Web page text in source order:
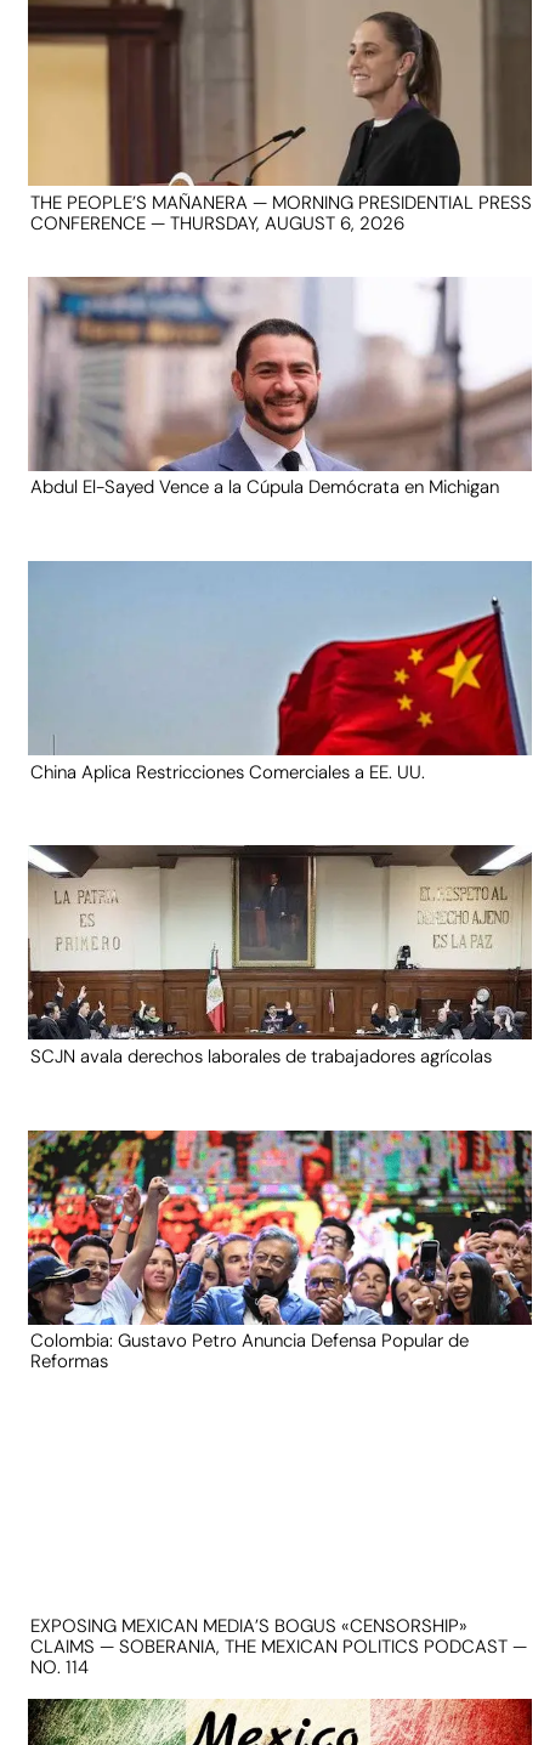
THE PEOPLE’S MAÑANERA — MORNING PRESIDENTIAL PRESS
CONFERENCE — THURSDAY, AUGUST 6, 2026
Abdul El-Sayed Vence a la Cúpula Demócrata en Michigan
China Aplica Restricciones Comerciales a EE. UU.
SCJN avala derechos laborales de trabajadores agrícolas
Colombia: Gustavo Petro Anuncia Defensa Popular de
Reformas
EXPOSING MEXICAN MEDIA’S BOGUS «CENSORSHIP»
CLAIMS — SOBERANIA, THE MEXICAN POLITICS PODCAST —
NO. 114